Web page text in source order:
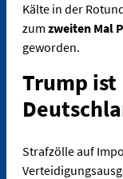
Kälte in der
zum zweiten Mal
geworden.
Trump ist
Strafzölle auf